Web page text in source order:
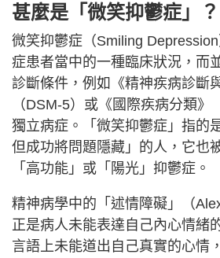
甚麼是「微笑抑鬱症」？
微笑抑鬱症（Smiling
症患者當中的一種臨床狀況，而
診斷條件，例如《精神疾病診斷
（DSM-5）或《國際疾病分類》
獨立病症。「微笑抑鬱症」指的
但成功將問題隱藏」的人，它也
「高功能」或「陽光」抑鬱症。
精神病學中的「述情障礙」（
正是病人未能表達自己內心情緒
言語上未能道出自己真實的心情